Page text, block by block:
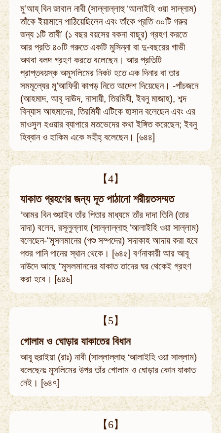
মু’আয্ বিন জাবাল নাবী (সাল্লাল্লাহু ‘আলাইহি ওয়া সাল্লাম)
তাঁকে ইয়ামানে পাঠিয়েছিলেন এবং তাঁকে প্রতি ৩০টি গরুর
জন্য ১টি তাবী’ (১ বছর বয়সের বকনা বাছুর) গ্রহণ করতে
আর প্রতি ৪০টি গরুতে একটি মুসিন্না বা দু-বছরের গাভী
অথবা বলদ গ্রহণ করতে বলেছেন। আর প্রতিটি
প্রাপ্তবয়স্ক অমুসলিমের নিকট হতে এক দিনার বা তার
সমমূল্যের মু’আফিরী কাপড় নিতে আদেশ দিয়েছেন। -পাঁচজনে
(আহমাদ, আবূ দাঊদ, নাসায়ী, তিরমিযী, ইবনু মাজাহ), শব্দ
বিন্যাস আহমাদের, তিরমিযী এটিকে হাসান বলেছেন এবং এর
মাওসুল হওয়ার ব্যাপারে মতভেদের কথা ইঙ্গিত করেছেন; ইবনু
হিব্বান ও হাকিম একে সহীহ্ বলেছেন। [৬৪৪]
【4】
যাকাত গ্রহণের জন্য দূত পাঠানো শরীয়তসম্মত
‘আমর বিন শুয়াইব তাঁর পিতার মাধ্যমে তাঁর দাদা তিনি (তার
দাদা) বলেন, রসূলুল্লাহ (সাল্লাল্লাহু ‘আলাইহি ওয়া সাল্লাম)
বলেছেন-“মুসলমানের (পশু সম্পদের) সদাকাহ আদায় করা হবে
পশুর পানি পানের স্থান থেকে। [৬৪৫] বর্ণনাকারী আর আবূ
দাউদে আছে “মুসলমানদের যাকাত তাদের ঘর থেকেই গ্রহণ
করা হবে। [৬৪৬]
【5】
গোলাম ও ঘোড়ার যাকাতের বিধান
আবূ হুরাইয়া (রাঃ) নাবী (সাল্লাল্লাহু ‘আলাইহি ওয়া সাল্লাম)
বলেছেনঃ মুসলিমের উপর তাঁর গোলাম ও ঘোড়ার কোন যাকাত
নেই। [৬৪৭]
【6】